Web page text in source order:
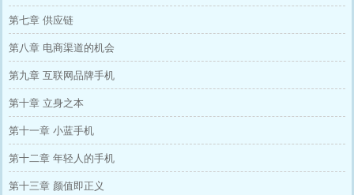
第七章 供应链
第八章 电商渠道的机会
第九章 互联网品牌手机
第十章 立身之本
第十一章 小蓝手机
第十二章 年轻人的手机
第十三章 颜值即正义